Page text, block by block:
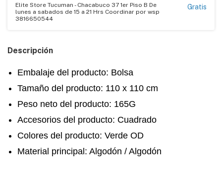
Elite Store Tucuman - Chacabuco 37 1er Piso B De
lunes a sabados de 15 a 21 Hrs Coordinar por wsp
3816650544
Gratis
Descripción
Embalaje del producto: Bolsa
Tamaño del producto: 110 x 110 cm
Peso neto del producto: 165G
Accesorios del producto: Cuadrado
Colores del producto: Verde OD
Material principal: Algodón / Algodón